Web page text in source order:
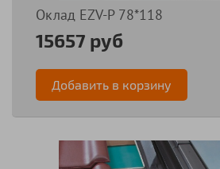
Оклад EZV-P 78*118
15657 руб
Добавить в корзину